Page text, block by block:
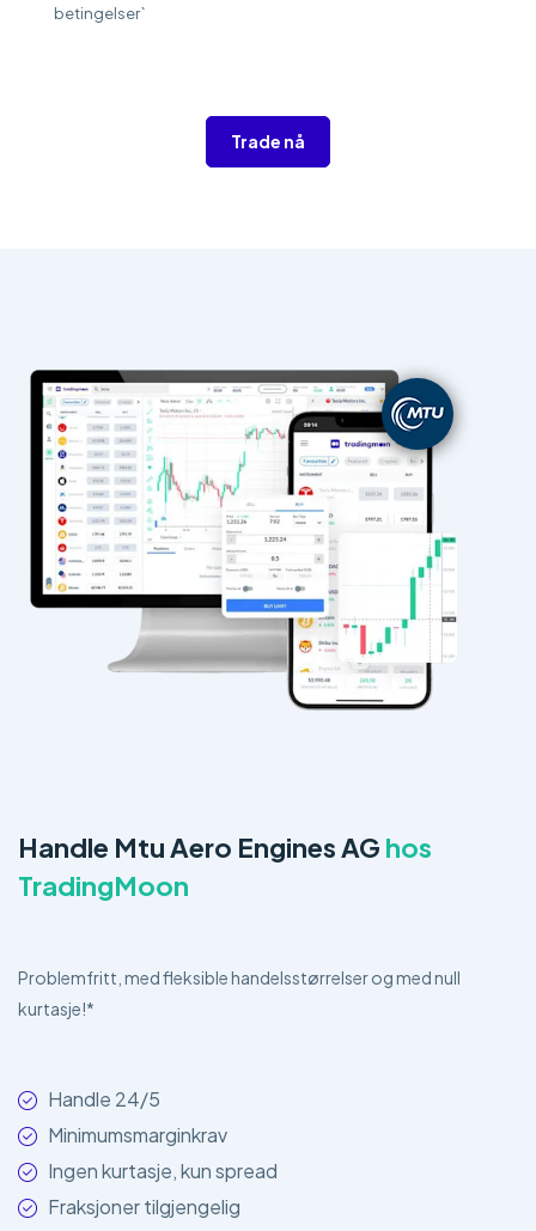
betingelser`
Trade nå
Handle Mtu Aero Engines AG hos
TradingMoon
Problemfritt, med fleksible handelsstørrelser og med null
kurtasje!*
Handle 24/5
Minimumsmarginkrav
Ingen kurtasje, kun spread
Fraksjoner tilgjengelig